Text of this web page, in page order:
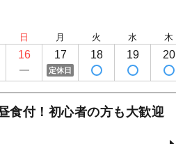
日
16
月
17
定休日
火
18
水
19
木
20
食付！初心者の方も大歓迎